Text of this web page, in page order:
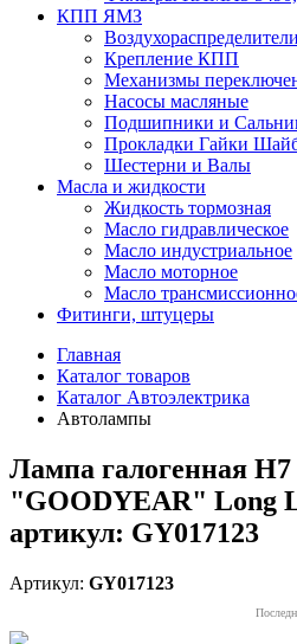
КПП ЯМЗ
Крепление КПП
Механизмы
Насосы масляные
Подшипники и
Прокладки Гайки
Шестерни и Валы
Масла и жидкости
Жидкость тормозная
Масло гидравлическое
Масло индустриальное
Масло моторное
Масло
Фитинги, штуцеры
Главная
Каталог товаров
Каталог Автоэлектрика
Автолампы
Лампа галогенная Н7
"GOODYEAR" Long
артикул: GY017123
Артикул: GY017123